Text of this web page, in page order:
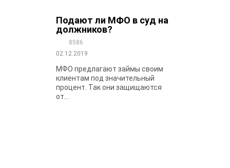
Подают ли МФО в суд на
должников?
8586
02.12.2019
МФО предлагают займы своим
клиентам под значительный
процент. Так они защищаются
от...